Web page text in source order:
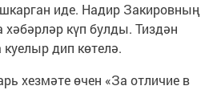
иде. Надир Закировның
хәбәрләр күп булды. Тиздән
куелыр дип көтелә.
хезмәте өчен «За отличие в